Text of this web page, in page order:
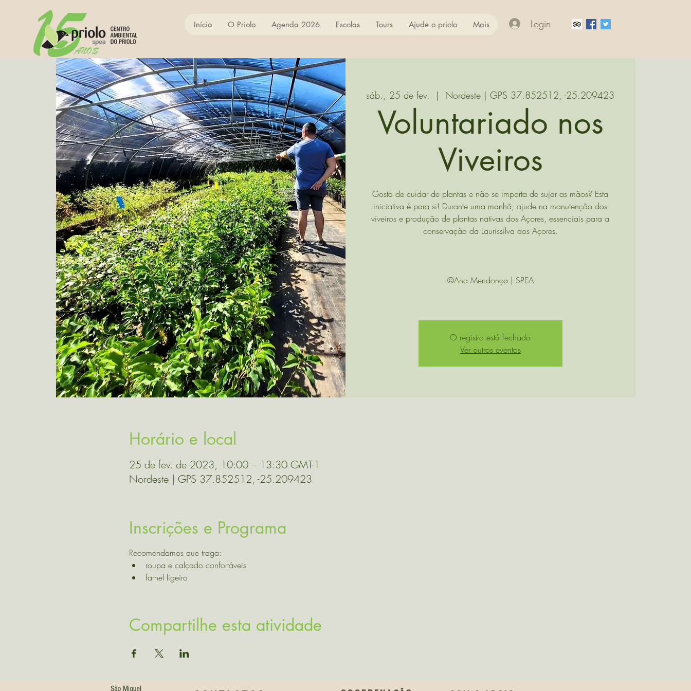
Início O Priolo Agenda 2026 Escolas Tours Ajude o priolo Mais Login
sáb., 25 de fev.
  |
Nordeste | GPS 37.852512, -25.209423
Voluntariado nos
Viveiros
Gosta de cuidar de plantas e não se importa de sujar as mãos? Esta
iniciativa é para si! Durante uma manhã, ajude na manutenção dos
viveiros e produção de plantas nativas dos Açores, essenciais para a
conservação da Laurissilva dos Açores.
©Ana Mendonça | SPEA
O registro está fechado
Ver outros eventos
Horário e local
25 de fev. de 2023, 10:00 – 13:30 GMT-1
Nordeste | GPS 37.852512, -25.209423
Inscrições e Programa
Recomendamos que traga:
roupa e calçado confortáveis
farnel ligeiro
Compartilhe esta atividade